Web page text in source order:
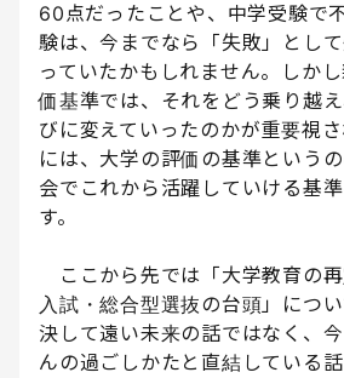
60点だったことや、中学受験で
験は、今までなら「失敗」とし
っていたかもしれません。しか
価基準では、それをどう乗り越
びに変えていったのかが重要視
には、大学の評価の基準という
会でこれから活躍していける基
す。
ここから先では「大学教育の
入試・総合型選抜の台頭」につい
決して遠い未来の話ではなく、
んの過ごしかたと直結している